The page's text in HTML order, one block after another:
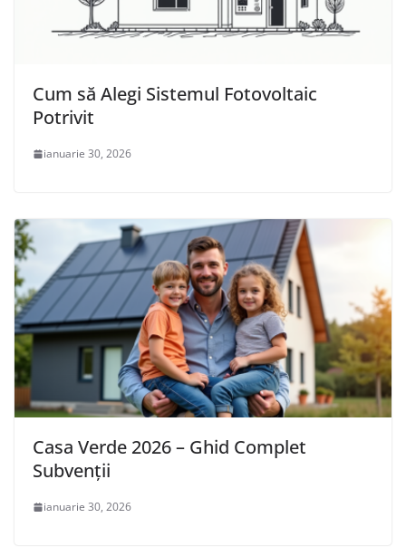
Cum să Alegi Sistemul Fotovoltaic
Potrivit
ianuarie 30, 2026
Casa Verde 2026 – Ghid Complet
Subvenții
ianuarie 30, 2026